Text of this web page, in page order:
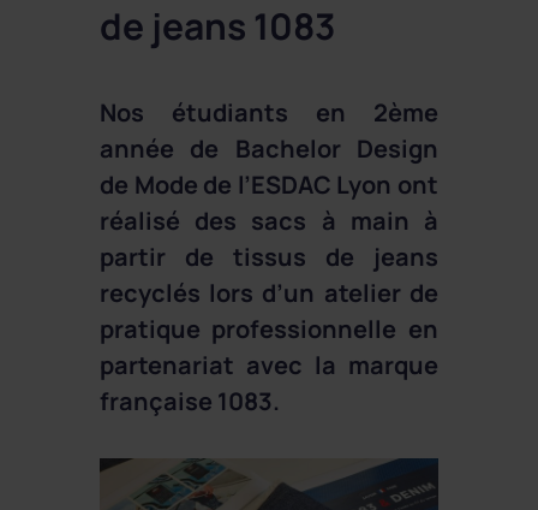
de jeans 1083
Nos étudiants en 2ème
année de Bachelor Design
de Mode de l’ESDAC Lyon ont
réalisé des sacs à main à
partir de tissus de jeans
recyclés lors d’un atelier de
pratique professionnelle en
partenariat avec la marque
française 1083.